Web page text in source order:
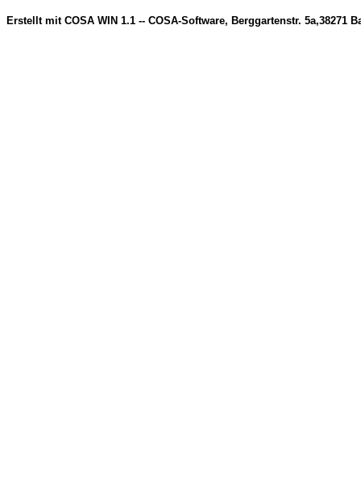
Erstellt mit COSA WIN 1.1 -- COSA-Software, Berggartenstr. 5a,38271